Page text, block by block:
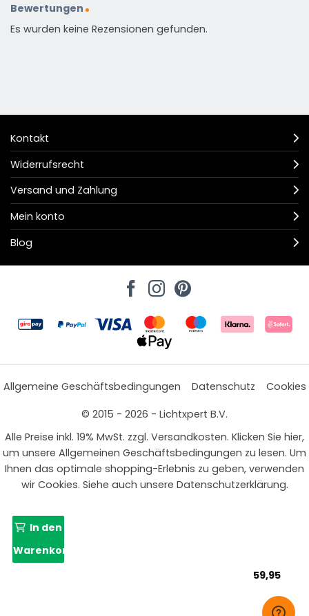
Bewertungen
Es wurden keine Rezensionen gefunden.
Kontakt
Widerrufsrecht
Versand und Zahlung
Mein konto
Blog
Allgemeine Geschäftsbedingungen Datenschutz
Cookies
© 2015 - 2026 - Lichtxpert B.V.
Alle Preise inkl. 19% MwSt. zzgl. Versandkosten. Klicken Sie hier,
um unsere Allgemeinen Geschäftsbedingungen zu lesen. Um
Ihnen das optimale shopping-Erlebnis zu geben, verwenden
wir Cookies. Siehe auch unsere Datenschutzerklärung.
59,95
In den
Warenkorb